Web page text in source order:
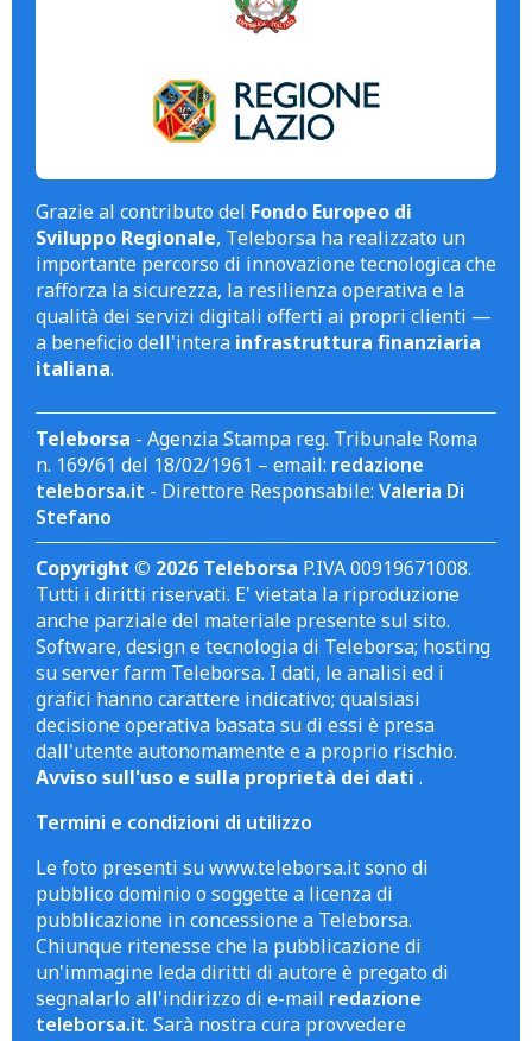
Grazie al contributo del Fondo Europeo di
Sviluppo Regionale, Teleborsa ha realizzato un
importante percorso di innovazione tecnologica che
rafforza la sicurezza, la resilienza operativa e la
qualità dei servizi digitali offerti ai propri clienti —
a beneficio dell'intera infrastruttura finanziaria
italiana.
Teleborsa - Agenzia Stampa reg. Tribunale Roma
n. 169/61 del 18/02/1961 – email: redazione
teleborsa.it - Direttore Responsabile: Valeria Di
Stefano
Copyright © 2026 Teleborsa P.IVA 00919671008.
Tutti i diritti riservati. E' vietata la riproduzione
anche parziale del materiale presente sul sito.
Software, design e tecnologia di Teleborsa; hosting
su server farm Teleborsa. I dati, le analisi ed i
grafici hanno carattere indicativo; qualsiasi
decisione operativa basata su di essi è presa
dall'utente autonomamente e a proprio rischio.
Avviso sull'uso e sulla proprietà dei dati .
Termini e condizioni di utilizzo
Le foto presenti su www.teleborsa.it sono di
pubblico dominio o soggette a licenza di
pubblicazione in concessione a Teleborsa.
Chiunque ritenesse che la pubblicazione di
un'immagine leda diritti di autore è pregato di
segnalarlo all'indirizzo di e-mail redazione
teleborsa.it. Sarà nostra cura provvedere